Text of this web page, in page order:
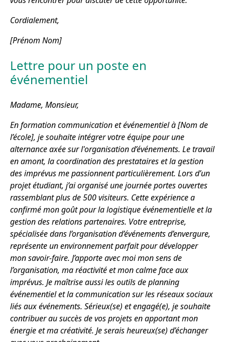
Cordialement,
[Prénom Nom]
Lettre pour un poste en
événementiel
Madame, Monsieur,
En formation communication et événementiel à [Nom de
l’école], je souhaite intégrer votre équipe pour une
alternance axée sur l'organisation d’événements. Le travail
en amont, la coordination des prestataires et la gestion
des imprévus me passionnent particulièrement. Lors d’un
projet étudiant, j’ai organisé une journée portes ouvertes
rassemblant plus de 500 visiteurs. Cette expérience a
confirmé mon goût pour la logistique événementielle et la
gestion des relations partenaires. Votre entreprise,
spécialisée dans l’organisation d’événements d’envergure,
représente un environnement parfait pour développer
mon savoir-faire. J’apporte avec moi mon sens de
l’organisation, ma réactivité et mon calme face aux
imprévus. Je maîtrise aussi les outils de planning
événementiel et la communication sur les réseaux sociaux
liés aux événements. Sérieux(se) et engagé(e), je souhaite
contribuer au succès de vos projets en apportant mon
énergie et ma créativité. Je serais heureux(se) d’échanger